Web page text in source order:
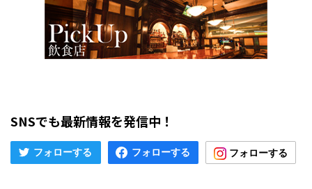
SNSでも最新情報を発信中！